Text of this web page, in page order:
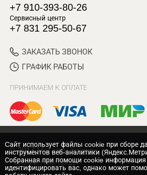
+7 910-393-80-26
Сервисный центр
+7 831 295-50-67
ЗАКАЗАТЬ ЗВОНОК
ГРАФИК РАБОТЫ
ПРИНИМАЕМ К ОПЛАТЕ
© 2017 Магазин Хозяин
Нижний Новгород
Cайт использует файлы cookie при сборе
инструментов веб-аналитики
Собранная при помощи cookie
идентифицировать вас, однако может